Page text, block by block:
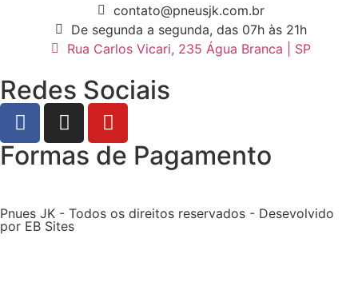
contato@pneusjk.com.br
De segunda a segunda, das 07h às 21h
Rua Carlos Vicari, 235 Água Branca | SP
Redes Sociais
Formas de Pagamento
Pnues JK - Todos os direitos reservados - Desevolvido
por EB Sites